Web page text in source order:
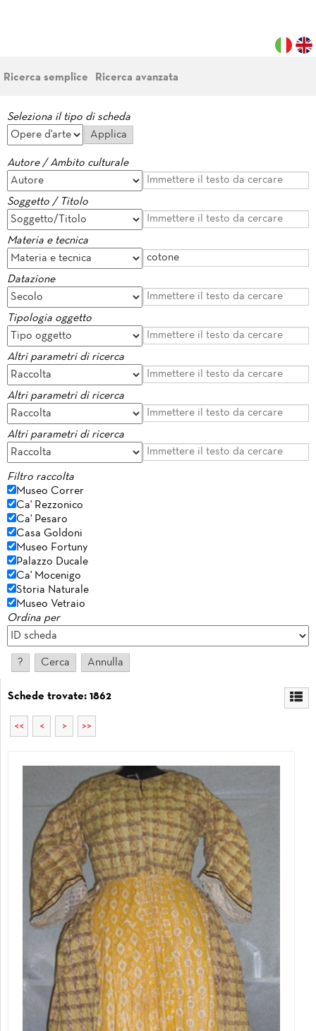
Ricerca semplice Ricerca avanzata
Seleziona il tipo di scheda
Autore / Ambito culturale
Soggetto / Titolo
Materia e tecnica
Datazione
Tipologia oggetto
Altri parametri di ricerca
Altri parametri di ricerca
Altri parametri di ricerca
Filtro raccolta
Museo Correr
Ca' Rezzonico
Ca' Pesaro
Casa Goldoni
Museo Fortuny
Palazzo Ducale
Ca' Mocenigo
Storia Naturale
Museo Vetraio
Ordina per
Schede trovate: 1862
<< < > >>